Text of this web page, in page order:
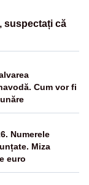
suspectați că
Cum vor fi
Numerele
Miza
euro